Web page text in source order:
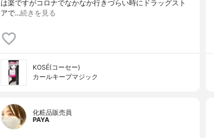
は楽ですがコロナでなかなか行きづらい時にドラッグスト
アで…続きを見る
KOSÉ(コーセー)
カールキープマジック
化粧品販売員
PAYA